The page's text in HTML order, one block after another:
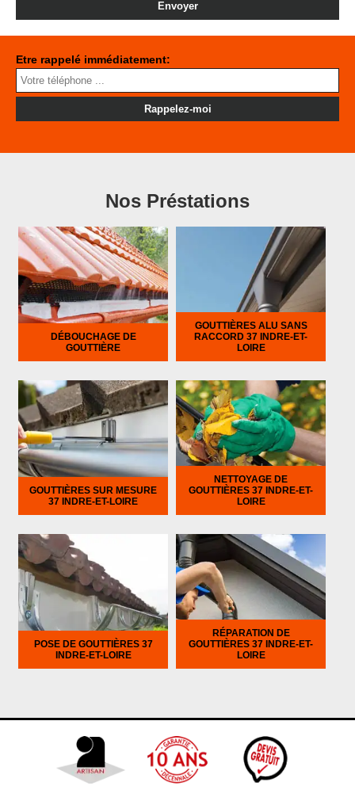
Etre rappelé immédiatement:
Nos Préstations
DÉBOUCHAGE DE
GOUTTIÈRE
GOUTTIÈRES ALU SANS
RACCORD 37 INDRE-ET-
LOIRE
GOUTTIÈRES SUR MESURE
37 INDRE-ET-LOIRE
NETTOYAGE DE
GOUTTIÈRES 37 INDRE-ET-
LOIRE
POSE DE GOUTTIÈRES 37
INDRE-ET-LOIRE
RÉPARATION DE
GOUTTIÈRES 37 INDRE-ET-
LOIRE